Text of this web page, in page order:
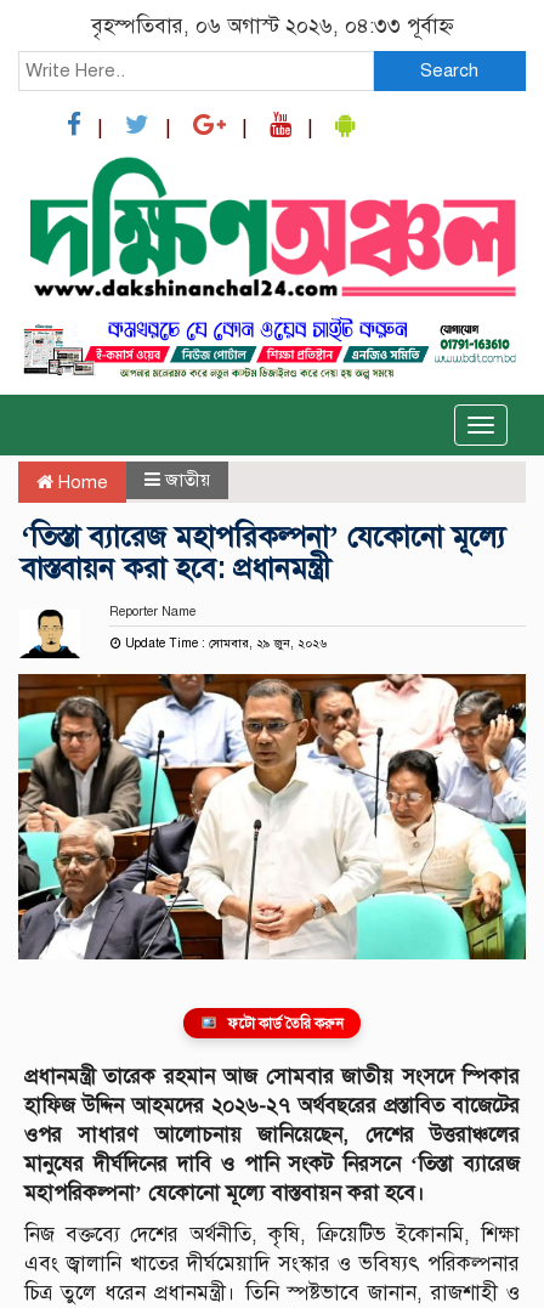
বৃহস্পতিবার, ০৬ অগাস্ট ২০২৬, ০৪:৩৩ পূর্বাহ্ন
Search
Toggle
Home জাতীয়
‘তিস্তা ব্যারেজ মহাপরিকল্পনা’ যেকোনো মূল্যে
বাস্তবায়ন করা হবে: প্রধানমন্ত্রী
Reporter Name
Update Time : সোমবার, ২৯ জুন, ২০২৬
ফটো কার্ড তৈরি করুন
প্রধানমন্ত্রী তারেক রহমান আজ সোমবার জাতীয় সংসদে স্পিকার
হাফিজ উদ্দিন আহমদের ২০২৬-২৭ অর্থবছরের প্রস্তাবিত বাজেটের
ওপর সাধারণ আলোচনায় জানিয়েছেন, দেশের উত্তরাঞ্চলের
মানুষের দীর্ঘদিনের দাবি ও পানি সংকট নিরসনে ‘তিস্তা ব্যারেজ
মহাপরিকল্পনা’ যেকোনো মূল্যে বাস্তবায়ন করা হবে।
নিজ বক্তব্যে দেশের অর্থনীতি, কৃষি, ক্রিয়েটিভ ইকোনমি, শিক্ষা
এবং জ্বালানি খাতের দীর্ঘমেয়াদি সংস্কার ও ভবিষ্যৎ পরিকল্পনার
চিত্র তুলে ধরেন প্রধানমন্ত্রী। তিনি স্পষ্টভাবে জানান, রাজশাহী ও